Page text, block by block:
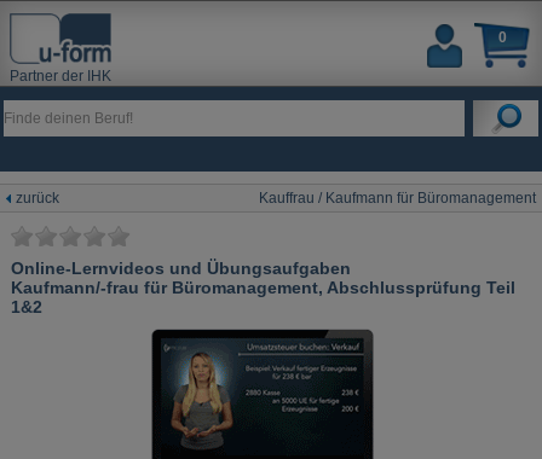
Partner der IHK
0
zurück Kauffrau / Kaufmann für Büromanagement
Online-Lernvideos und Übungsaufgaben
Kaufmann/-frau für Büromanagement, Abschlussprüfung Teil
1&2